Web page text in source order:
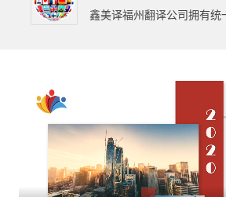
鑫美译福州翻译公司拥有统